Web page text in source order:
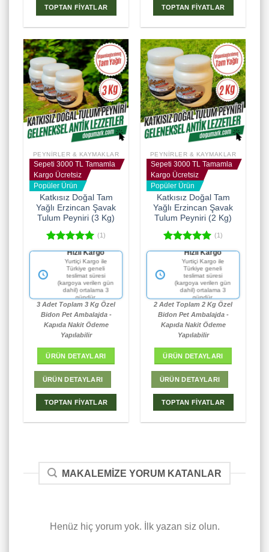
TOPTAN FİYATLAR TOPTAN FİYATLAR
PEYNIRLER & KAYMAKLAR
Sepeti 3000 TL Tamamla
Kargo Ücretsiz
Popüler Ürün
Katkısız Doğal Tam
Yağlı Erzincan Şavak
Tulum Peyniri (3 Kg)
5 üzerinden
oy
aldı
(1)
Hızlı Kargo
Yurtiçi Kargo ile
Türkiye geneli
teslimat süresi
(kargoya verilen gün
dahil) ortalama 3
gündür.
Fiyat Garantisi
Aynı kalitede daha iyi
fiyat yok.
3 Adet Toplam 3 Kg Özel
Bidon Pet Ambalajda -
Kapıda Nakit Ödeme
Yapılabilir
ÜRÜN DETAYLARI
ÜRÜN DETAYLARI
TOPTAN FİYATLAR
PEYNIRLER & KAYMAKLAR
Sepeti 3000 TL Tamamla
Kargo Ücretsiz
Popüler Ürün
Katkısız Doğal Tam
Yağlı Erzincan Şavak
Tulum Peyniri (2 Kg)
5 üzerinden
oy
aldı
(1)
Hızlı Kargo
Yurtiçi Kargo ile
Türkiye geneli
teslimat süresi
(kargoya verilen gün
dahil) ortalama 3
gündür.
Fiyat Garantisi
Aynı kalitede daha iyi
fiyat yok.
2 Adet Toplam 2 Kg Özel
Bidon Pet Ambalajda -
Kapıda Nakit Ödeme
Yapılabilir
ÜRÜN DETAYLARI
ÜRÜN DETAYLARI
TOPTAN FİYATLAR
MAKALEMIZE YORUM KATANLAR
Henüz hiç yorum yok. İlk yazan siz olun.